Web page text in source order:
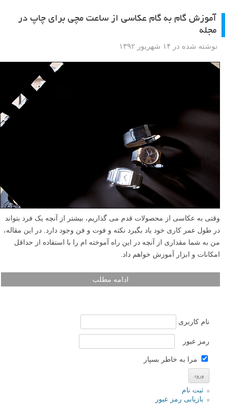
آموزش گام به گام عکاسی از ساعت مچی برای چاپ در
مجله
نوشته شده در ۱۴ شهریور ۱۳۹۲
وقتی به عکاسی از محصولات قدم می گذاریم، بیشتر از آنچه یک فرد بتواند
در طول عمر کاری خود یاد بگیرد نکته و فوت و فن وجود دارد. در این مقاله،
من به شما مقداری از آنچه در این راه آموخته ام را با استفاده از حداقل
امکانات و ابزار آموزش خواهم داد.
ادامه مطلب
نام کاربری
رمز عبور
مرا به خاطر بسپار
ثبت نام
بازیابی رمز عبور